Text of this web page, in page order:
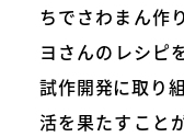
ちでさわまん作
ヨさんのレシピ
試作開発に取り
活を果たすこと